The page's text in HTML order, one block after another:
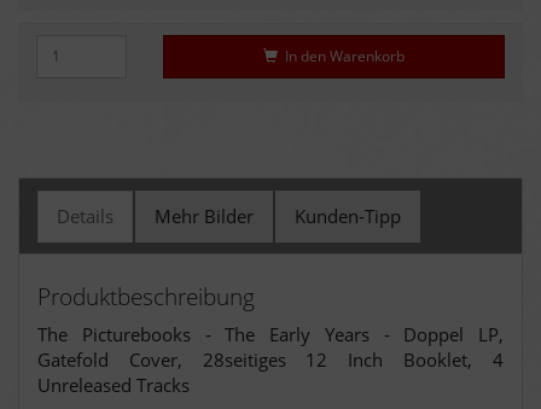
In den Warenkorb
Details Mehr Bilder Kunden-Tipp
Produktbeschreibung
The Picturebooks - The Early Years - Doppel LP,
Gatefold Cover, 28seitiges 12 Inch Booklet, 4
Unreleased Tracks